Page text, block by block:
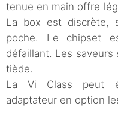
tenue en main offre
La box est discrète,
poche. Le chipset
défaillant. Les
tiède.
La Vi Class peut
adaptateur en option